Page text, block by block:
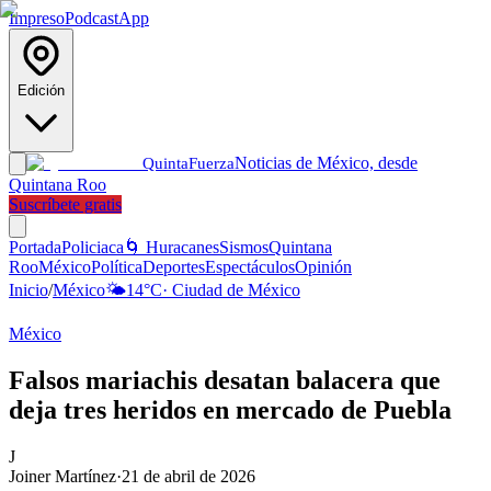
ImpresoPodcastApp
Edición
QuintaFuerzaNoticias de México, desde
Quintana Roo
Suscríbete gratis
PortadaPoliciaca 🌀 HuracanesSismosQuintana
RooMéxicoPolíticaDeportesEspectáculosOpinión
Inicio/México🌤️14°C· Ciudad de México
México
Falsos mariachis desatan balacera que
deja tres heridos en mercado de Puebla
J
Joiner Martínez·21 de abril de 2026